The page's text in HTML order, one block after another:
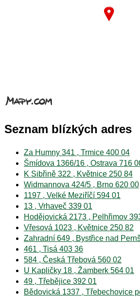
Seznam blízkých adres
Za Humny 341 , Trmice 400 04
Šmídova 1366/16 , Ostrava 716
K Sibřině 322 , Květnice 250 84
Widmannova 424/5 , Brno 620 00
1197 , Velké Meziříčí 594 01
13 , Vrhaveč 339 01
Hodějovická 2173 , Pelhřimov
Vřesová 1023 , Květnice 250 82
Zahradní 649 , Bystřice nad
461 , Tisá 403 36
584 , Česká Třebová 560 02
U Kapličky 18 , Žamberk 564 01
49 , Třebějice 392 01
Bědovická 1337 , Třebechovice